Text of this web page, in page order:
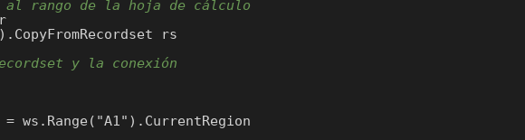
al rango de la hoja de cálculo
y la conexión
= ws.Range("A1").CurrentRegion